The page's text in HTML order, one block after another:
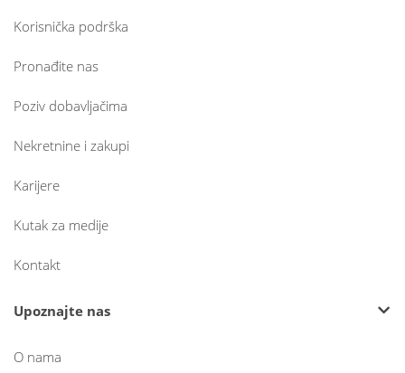
Korisnička podrška
Pronađite nas
Poziv dobavljačima
Nekretnine i zakupi
Karijere
Kutak za medije
Kontakt
Upoznajte nas
O nama